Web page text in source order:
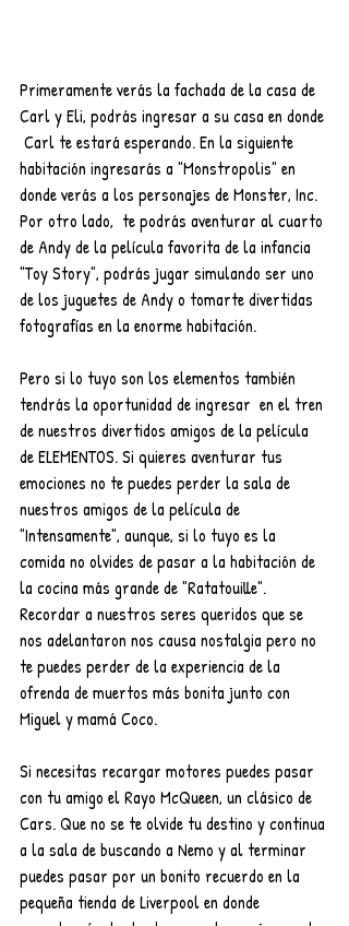
Primeramente verás la fachada de la casa de
Carl y Eli, podrás ingresar a su casa en donde
Carl te estará esperando. En la siguiente
habitación ingresarás a "Monstropolis" en
donde verás a los personajes de Monster, Inc.
Por otro lado,  te podrás aventurar al cuarto
de Andy de la película favorita de la infancia
"Toy Story", podrás jugar simulando ser uno
de los juguetes de Andy o tomarte divertidas
fotografías en la enorme habitación.
Pero si lo tuyo son los elementos también
tendrás la oportunidad de ingresar  en el tren
de nuestros divertidos amigos de la película
de ELEMENTOS. Si quieres aventurar tus
emociones no te puedes perder la sala de
nuestros amigos de la película de
"Intensamente", aunque, si lo tuyo es la
comida no olvides de pasar a la habitación de
la cocina más grande de "Ratatouille".
Recordar a nuestros seres queridos que se
nos adelantaron nos causa nostalgia pero no
te puedes perder de la experiencia de la
ofrenda de muertos más bonita junto con
Miguel y mamá Coco.
Si necesitas recargar motores puedes pasar
con tu amigo el Rayo McQueen, un clásico de
Cars. Que no se te olvide tu destino y continua
a la sala de buscando a Nemo y al terminar
puedes pasar por un bonito recuerdo en la
pequeña tienda de Liverpool en donde